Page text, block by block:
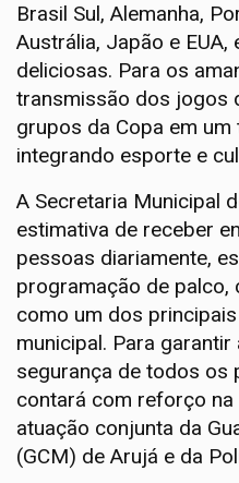
Brasil Sul, Alemanha,
Austrália, Japão e
deliciosas. Para os
transmissão dos jogos
grupos da Copa em
integrando esporte e
A Secretaria Municipal
estimativa de receber
pessoas diariamente,
programação de palco,
como um dos
municipal. Para
segurança de todos os
contará com reforço na
atuação conjunta da
(GCM) de Arujá e da